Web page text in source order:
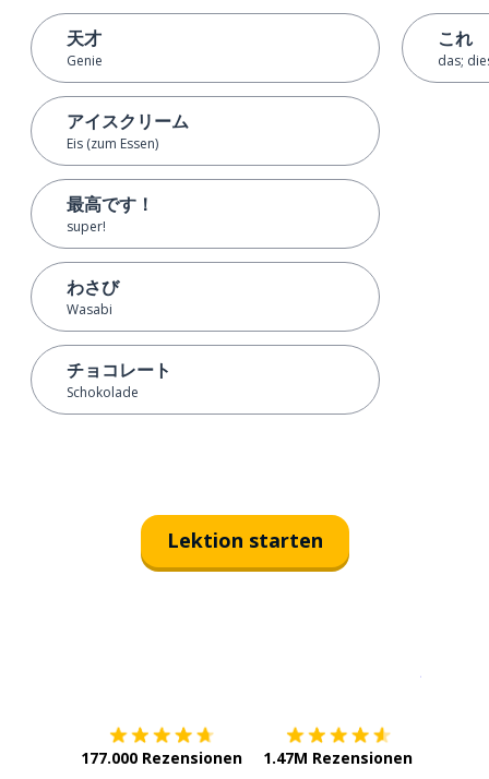
天才
Genie
アイスクリーム
Eis (zum Essen)
最高です！
super!
わさび
Wasabi
チョコレート
Schokolade
これ
das;
Lektion starten
177.000 Rezensionen 1.47M Rezensionen